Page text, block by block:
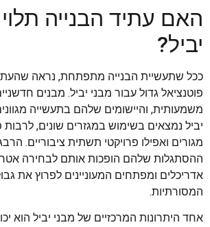
האם עתיד הבנייה
יביל?
ככל שתעשיית הבנייה מתפתחת, נראה
פוטנציאל גדול עבור מבני יביל. מבנים
משמעותית, והיישומים שלהם בתעשייה
יביל נמצאים בשימוש במגזרים שונים, לרבות
מגורים ואפילו פרויקטי תשתית ציבוריים.
ההסתגלות שלהם הופכות אותם לבחירה
אדריכלים ומפתחים המעוניינים לפרוץ את
המסורתיות.
אחד היתרונות המרכזיים של מבני יביל הוא